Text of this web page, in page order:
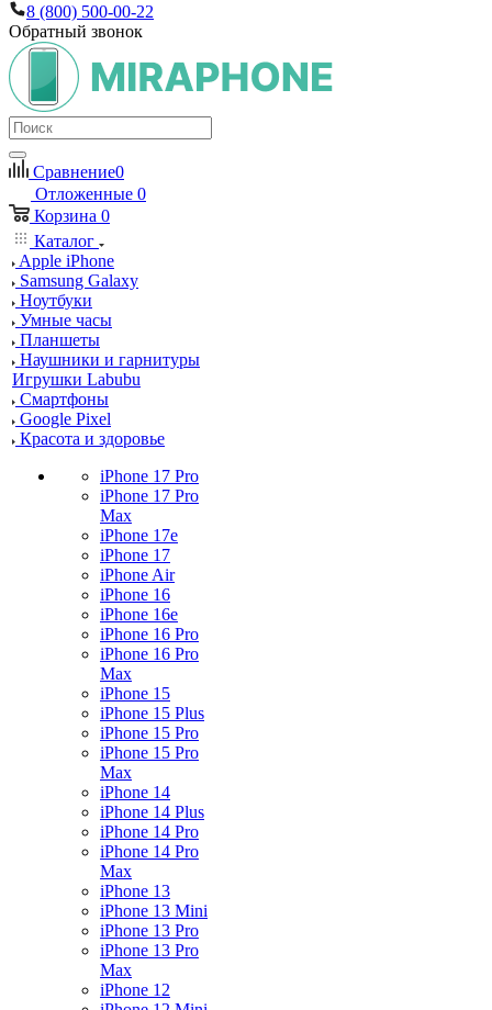
8 (800) 500-00-22
Обратный звонок
Сравнение0
Отложенные 0
Корзина 0
Каталог
Apple iPhone
Samsung Galaxy
Ноутбуки
Умные часы
Планшеты
Наушники и гарнитуры
Игрушки Labubu
Смартфоны
Google Pixel
Красота и здоровье
iPhone 17 Pro
iPhone 17 Pro
Max
iPhone 17e
iPhone 17
iPhone Air
iPhone 16
iPhone 16e
iPhone 16 Pro
iPhone 16 Pro
Max
iPhone 15
iPhone 15 Plus
iPhone 15 Pro
iPhone 15 Pro
Max
iPhone 14
iPhone 14 Plus
iPhone 14 Pro
iPhone 14 Pro
Max
iPhone 13
iPhone 13 Mini
iPhone 13 Pro
iPhone 13 Pro
Max
iPhone 12